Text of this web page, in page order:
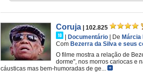
Coruja
| 102.825
Documentário De
Com Bezerra da Silva e seus
O filme mostra a relação de
dorme", nos morros cariocas e
cáusticas mas bem-humoradas de ge...